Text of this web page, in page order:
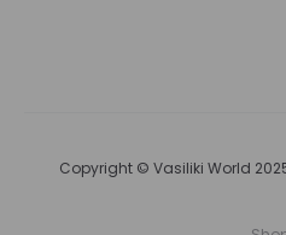
Copyright © Vasiliki World